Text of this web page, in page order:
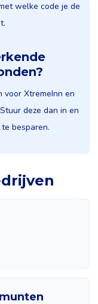
welke code je de
voor XtremeInn en
deze dan in en
besparen.